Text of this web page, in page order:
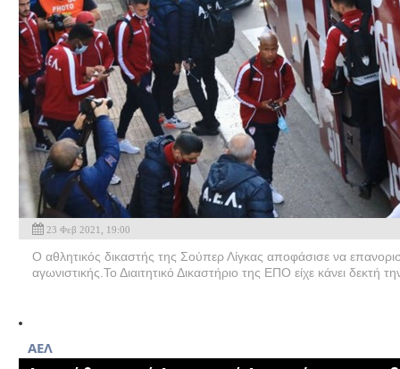
23 Φεβ 2021, 19:00
Ο αθλητικός δικαστής της Σούπερ Λίγκας αποφάσισε να
αγωνιστικής.Το Διαιτητικό Δικαστήριο της ΕΠΟ είχε κάνει
ΑΕΛ